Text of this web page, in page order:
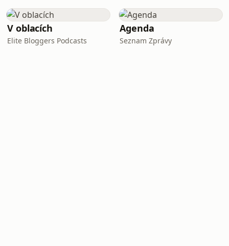
V oblacích
Elite Bloggers Podcasts
Agenda
Seznam Zprávy